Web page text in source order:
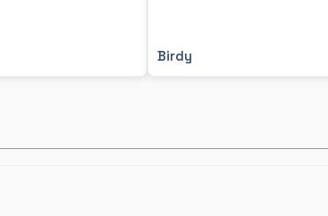
Birdy